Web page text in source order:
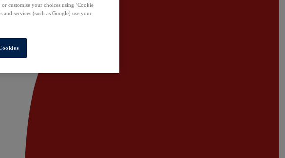
customise your choices using ‘Cookie
services (such as Google) use your